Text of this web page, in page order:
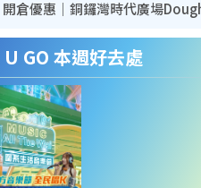
U GO 本週好去處